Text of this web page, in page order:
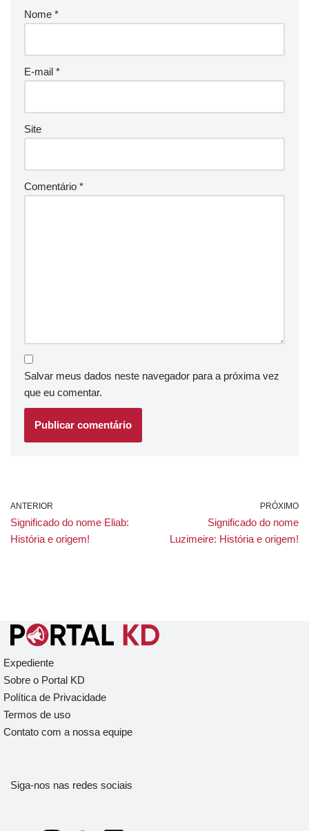
Nome *
E-mail *
Site
Comentário *
Salvar meus dados neste navegador para a próxima vez
que eu comentar.
ANTERIOR
Significado do nome Eliab:
História e origem!
PRÓXIMO
Significado do nome
Luzimeire: História e origem!
Expediente
Sobre o Portal KD
Política de Privacidade
Termos de uso
Contato com a nossa equipe
Siga-nos nas redes sociais